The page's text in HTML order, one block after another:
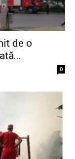
de o
0